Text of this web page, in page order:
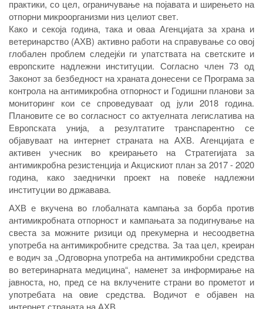
практики, со цел, ограничување на појавата и ширењето на
отпорни микроорганизми низ целиот свет.
Како и секоја година, така и оваа Агенцијата за храна и
ветеринарство (АХВ) активно работи на справување со овој
глобален проблем следејќи ги упатствата на светските и
европските надлежни институции. Согласно член 73 од
Законот за безбедност на храната донесени се Програма за
контрола на антимикробна отпорност и Годишни планови за
мониторинг кои се спроведуваат од јули 2018 година.
Плановите се во согласност со актуелната легислатива на
Европската унија, а резултатите транспарентно се
објавуваат на интернет страната на АХВ. Агенцијата е
активен учесник во креирањето на Стратегијата за
антимикробна резистенција и Акцискиот план за 2017 - 2020
година, како заеднички проект на повеќе надлежни
институции во државава.
АХВ е вкучена во глобалната кампања за борба против
антимикробната отпорност и кампањата за подигнување на
свеста за можните ризици од прекумерна и несоодветна
употреба на антимикробните средства. За таа цел, креиран
е водич за „Одговорна употреба на антимикробни средства
во ветеринарната медицина“, наменет за информирање на
јавноста, но, пред се на вклучените страни во прометот и
употребата на овие средства. Водичот е објавен на
интернет страната на АХВ.